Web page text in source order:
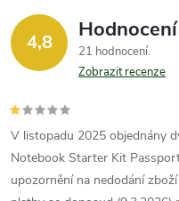
4,8
21 hodnocení
Zobrazit recenze
V listopadu 2025 objednány
Notebook Starter Kit
upozornění na nedodání